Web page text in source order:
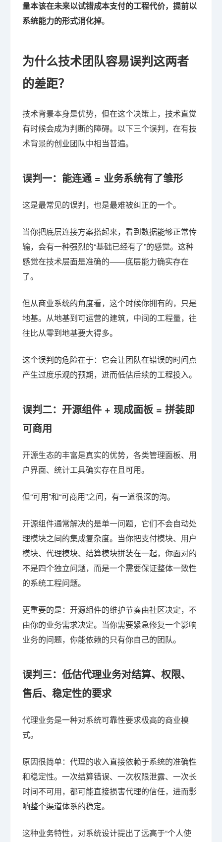
量本该在未来以试错成本支付的工程代价，提前以
系统能力的形式消化掉。
为什么技术团队容易误判这两者
的差距？
技术背景本身是优势，但在这个决策上，技术直觉
有时候会成为判断的障碍。以下三个误判，在有技
术背景的创业团队中相当普遍。
误判一：能连通 = 业务系统有了雏形
这是最常见的误判，也是最难被纠正的一个。
当你把底层连接方案搭起来，看到数据能够正常传
输，会有一种强烈的“基础已经有了”的感觉。这种
感觉在技术层面是准确的——底层能力确实存在
了。
但从商业系统的角度看，这个时候你拥有的，只是
地基。从地基到可运营的建筑，中间的工程量，往
往比从零到地基要大得多。
这个误判的危险在于：它会让团队在错误的时间点
产生过度乐观的预期，进而低估后续的工程投入。
误判二：开源组件 + 现成面板 = 拼装即
可商用
开源生态的丰富是真实的优势，各类管理面板、用
户界面、统计工具确实存在且可用。
但“可用”和“可商用”之间，有一道很深的沟。
开源组件通常解决的是单一问题，它们不会自动处
理模块之间的集成复杂度。当你把支付模块、用户
模块、代理模块、结算模块拼装在一起，你面对的
不是四个独立问题，而是一个需要保证整体一致性
的系统工程问题。
更重要的是：开源组件的维护节奏由社区决定，不
由你的业务需求决定。当你需要紧急修复一个影响
业务的问题，你能依赖的只有你自己的团队。
误判三：低估代理业务对结算、权限、
售后、稳定性的要求
代理业务是一种对系统可靠性要求极高的商业模
式。
原因很简单：代理的收入直接依赖于系统的准确性
和稳定性。一次结算错误、一次权限泄露、一次长
时间不可用，都可能直接损害代理的信任，进而影
响整个渠道体系的稳定。
这种业务特性，对系统设计提出了远高于“个人使